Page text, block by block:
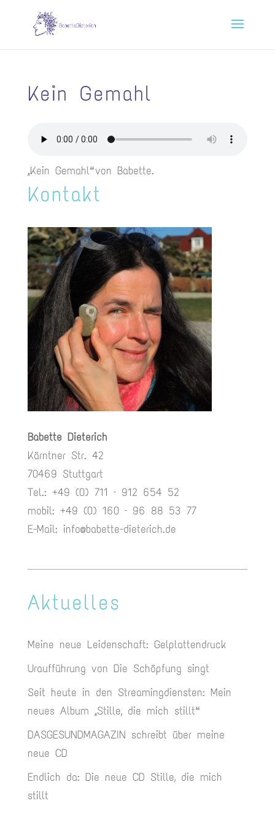
Kein Gemahl
„Kein Gemahl“ von Babette.
Kontakt
Babette Dieterich
Kärntner Str. 42
70469 Stuttgart
Tel.: +49 (0) 711 – 912 654 52
mobil: +49 (0) 160 – 96 88 53 77
E-Mail: info@babette-dieterich.de
Aktuelles
Meine neue Leidenschaft: Gelplattendruck
Uraufführung von Die Schöpfung singt
Seit heute in den Streamingdiensten: Mein
neues Album „Stille, die mich stillt“
DASGESUNDMAGAZIN schreibt über meine
neue CD
Endlich da: Die neue CD Stille, die mich
stillt